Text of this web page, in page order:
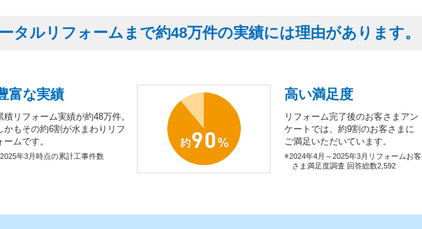
タルリフォームまで約48万件の実績には理由があります。
富な実績
積リフォーム実績が約48万件。
かもその約6割が水まわりリフ
ームです。
年3月時点の累計工事件数
高い満足度
リフォーム完了後のお客さまアン
ケートでは、約9割のお客さまに
ご満足いただいています。
※2024年4月～2025年3月リフォームお客
さま満足度調査 回答総数2,592